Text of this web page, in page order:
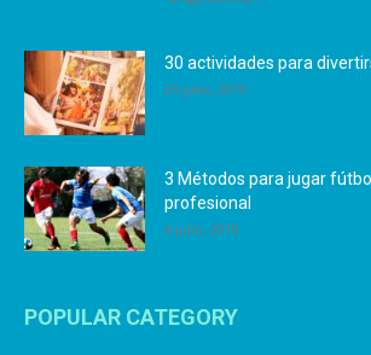
30 actividades para
25 julio, 2019
3 Métodos para jugar
profesional
4 julio, 2019
POPULAR CATEGORY